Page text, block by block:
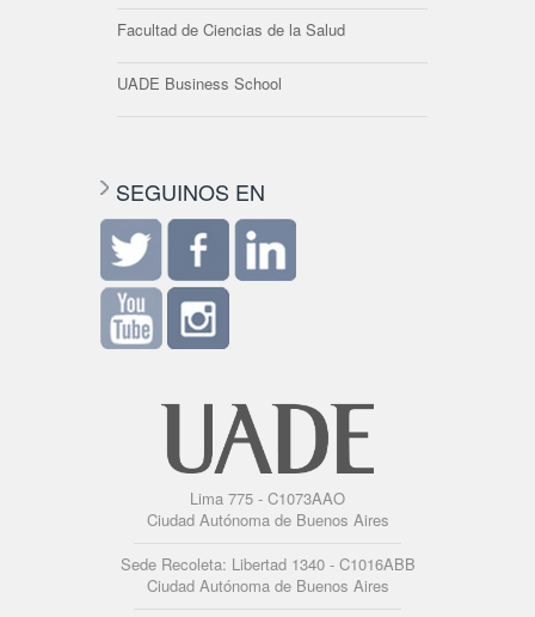
Facultad de Ciencias de la Salud
UADE Business School
SEGUINOS EN
Lima 775 - C1073AAO
Ciudad Autónoma de Buenos Aires
Sede Recoleta: Libertad 1340 - C1016ABB
Ciudad Autónoma de Buenos Aires